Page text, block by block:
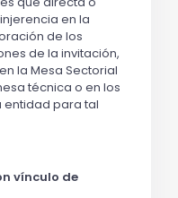
en la
de los
de la invitación,
la Mesa Sectorial
técnica o en los
entidad para tal
vínculo de